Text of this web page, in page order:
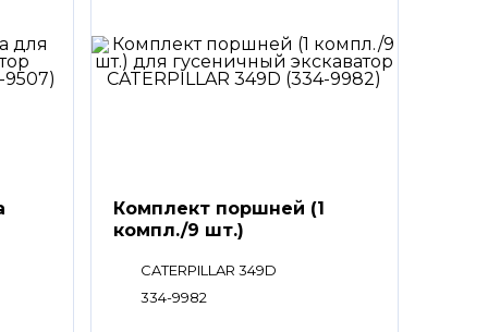
Комплект поршней (1
компл./9 шт.)
CATERPILLAR 349D
334-9982